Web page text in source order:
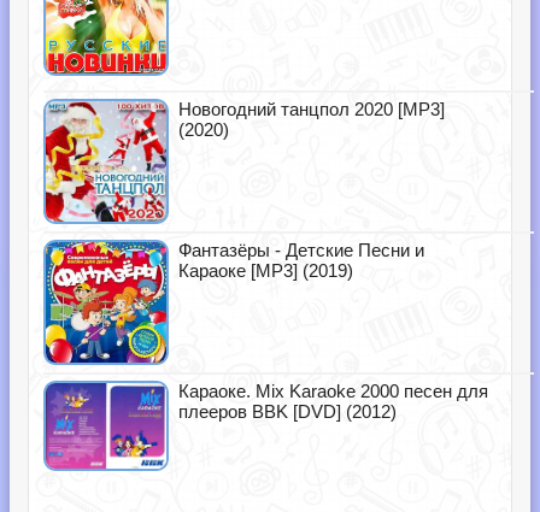
Новогодний танцпол 2020 [MP3]
(2020)
Фантазёры - Детские Песни и
Караоке [MP3] (2019)
Караоке. Mix Karaoke 2000 песен для
плееров BBK [DVD] (2012)